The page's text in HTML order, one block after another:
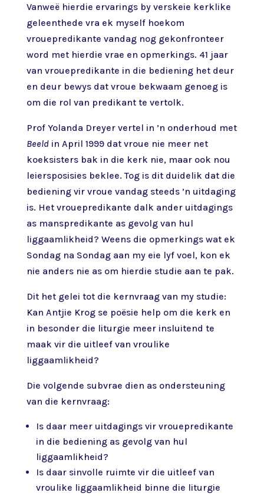
Vanweë hierdie ervarings by verskeie kerklike
geleenthede vra ek myself hoekom
vrouepredikante vandag nog gekonfronteer
word met hierdie vrae en opmerkings. 41 jaar
van vrouepredikante in die bediening het deur
en deur bewys dat vroue bekwaam genoeg is
om die rol van predikant te vertolk.
Prof Yolanda Dreyer vertel in ’n onderhoud met
Beeldin April 1999 dat vroue nie meer net
koeksisters bak in die kerk nie, maar ook nou
leiersposisies beklee. Tog is dit duidelik dat die
bediening vir vroue vandag steeds ’n uitdaging
is. Het vrouepredikante dalk ander uitdagings
as manspredikante as gevolg van hul
liggaamlikheid? Weens die opmerkings wat ek
Sondag na Sondag aan my eie lyf voel, kon ek
nie anders nie as om hierdie studie aan te pak.
Dit het gelei tot die kernvraag van my studie:
Kan Antjie Krog se poësie help om die kerk en
in besonder die liturgie meer insluitend te
maak vir die uitleef van vroulike
liggaamlikheid?
Die volgende subvrae dien as ondersteuning
van die kernvraag:
Is daar meer uitdagings vir vrouepredikante
in die bediening as gevolg van hul
liggaamlikheid?
Is daar sinvolle ruimte vir die uitleef van
vroulike liggaamlikheid binne die liturgie